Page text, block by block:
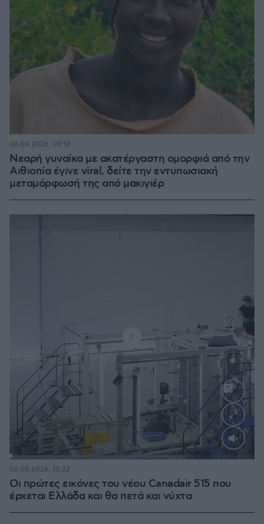
Νεαρή γυναίκα με ακατέργαστη ομορφιά από την
Αιθιοπία έγινε viral, δείτε την εντυπωσιακή
μεταμόρφωσή της από μακιγιέρ
06.08.2026, 09:18
Loaded
Οι πρώτες εικόνες του νέου Canadair 515 που
έρχεται Ελλάδα και θα πετά και νύχτα
06.08.2026, 10:22